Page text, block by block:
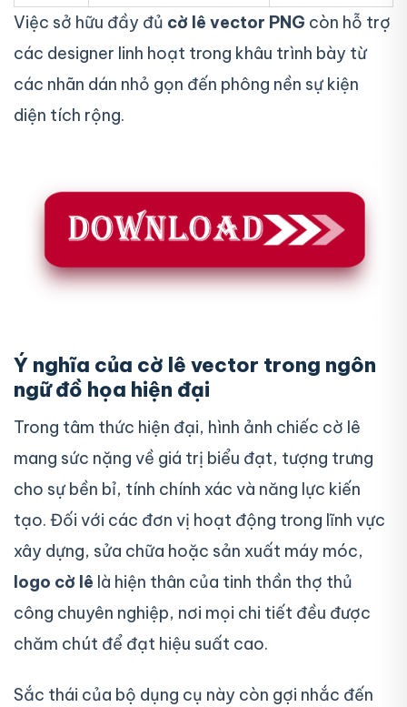
Việc sở hữu đầy đủ cờ lê vector PNG còn hỗ trợ
các designer linh hoạt trong khâu trình bày từ
các nhãn dán nhỏ gọn đến phông nền sự kiện
diện tích rộng.
Ý nghĩa của cờ lê vector trong ngôn
ngữ đồ họa hiện đại
Trong tâm thức hiện đại, hình ảnh chiếc cờ lê
mang sức nặng về giá trị biểu đạt, tượng trưng
cho sự bền bỉ, tính chính xác và năng lực kiến
tạo. Đối với các đơn vị hoạt động trong lĩnh vực
xây dựng, sửa chữa hoặc sản xuất máy móc,
logo cờ lê là hiện thân của tinh thần thợ thủ
công chuyên nghiệp, nơi mọi chi tiết đều được
chăm chút để đạt hiệu suất cao.
Sắc thái của bộ dụng cụ này còn gợi nhắc đến